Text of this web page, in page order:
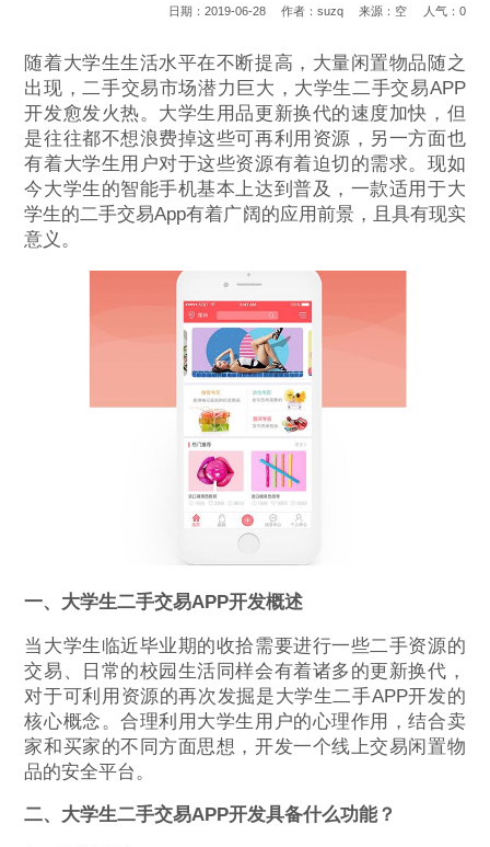
日期：2019-06-28 作者：suzq 来源：空 人气： 0
随着大学生生活水平在不断提高，大量闲置物品随之
出现，二手交易市场潜力巨大，大学生二手交易APP
开发愈发火热。大学生用品更新换代的速度加快，但
是往往都不想浪费掉这些可再利用资源，另一方面也
有着大学生用户对于这些资源有着迫切的需求。现如
今大学生的智能手机基本上达到普及，一款适用于大
学生的二手交易App有着广阔的应用前景，且具有现实
意义。
一、大学生二手交易APP开发概述
当大学生临近毕业期的收拾需要进行一些二手资源的
交易、日常的校园生活同样会有着诸多的更新换代，
对于可利用资源的再次发掘是大学生二手APP开发的
核心概念。合理利用大学生用户的心理作用，结合卖
家和买家的不同方面思想，开发一个线上交易闲置物
品的安全平台。
二、 大学生二手交易APP开发具备什么功能？